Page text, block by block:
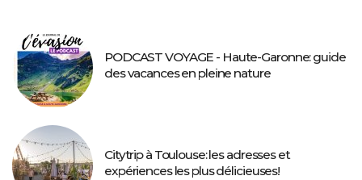
PODCAST VOYAGE - Haute-Garonne: guide
des vacances en pleine nature
Citytrip à Toulouse: les adresses et
expériences les plus délicieuses!